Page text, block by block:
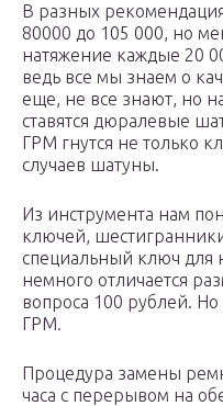
В разных
80000 до 105 000, но
натяжение каждые 20
ведь все мы знаем о
еще, не все знают, но
ставятся дюралевые
ГРМ гнутся не только
случаев шатуны.
Из инструмента нам
ключей,
специальный ключ для
немного отличается
вопроса 100 рублей.
ГРМ.
Процедура замены
часа с перерывом на